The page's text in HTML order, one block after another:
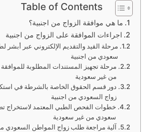
Table of Contents
ما هي موافقة الزواج من اجنبية؟
اجراءات الموافقة على الزواج من اجنبية
مرحلة القيد والتقديم الإلكتروني عبر أبشر
سعودي من اجنبية
مرحلة تجهيز المستندات المطلوبة
من غير سعودية
دور قسم الحقوق الخاصة بالشرطة في
زواج السعودي من اجنبية
خطوات الفحص الطبي المعتمد لاستخراج
سعودي من غير سعودية
آلية مراجعة طلب زواج المواطن السعودي